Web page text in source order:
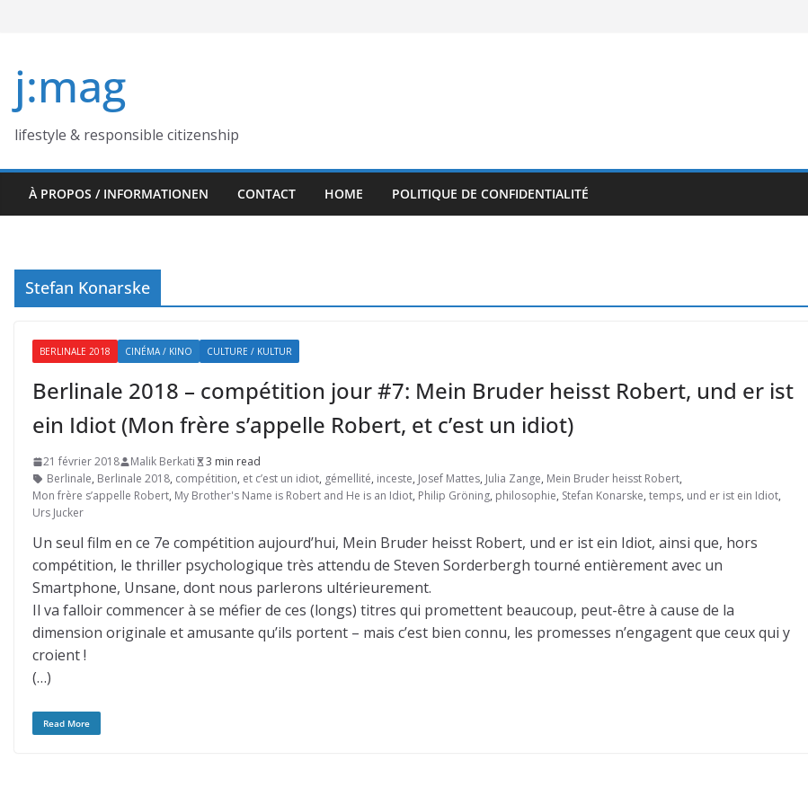
j:mag
lifestyle & responsible citizenship
À PROPOS / INFORMATIONEN CONTACT HOME POLITIQUE DE CONFIDENTIALITÉ
Stefan Konarske
BERLINALE 2018 CINÉMA / KINO CULTURE / KULTUR
Berlinale 2018 – compétition jour #7: Mein Bruder heisst Robert, und er ist
ein Idiot (Mon frère s’appelle Robert, et c’est un idiot)
21 février 2018 Malik Berkati
3 min read
Berlinale, Berlinale 2018, compétition, et c’est un idiot, gémellité, inceste, Josef Mattes, Julia Zange, Mein Bruder heisst Robert,
Mon frère s’appelle Robert, My Brother's Name is Robert and He is an Idiot, Philip Gröning, philosophie, Stefan Konarske, temps, und er ist ein Idiot,
Urs Jucker
Un seul film en ce 7e compétition aujourd’hui, Mein Bruder heisst Robert, und er ist ein Idiot, ainsi que, hors
compétition, le thriller psychologique très attendu de Steven Sorderbergh tourné entièrement avec un
Smartphone, Unsane, dont nous parlerons ultérieurement.
Il va falloir commencer à se méfier de ces (longs) titres qui promettent beaucoup, peut-être à cause de la
dimension originale et amusante qu’ils portent – mais c’est bien connu, les promesses n’engagent que ceux qui y
croient !
(…)
Read More